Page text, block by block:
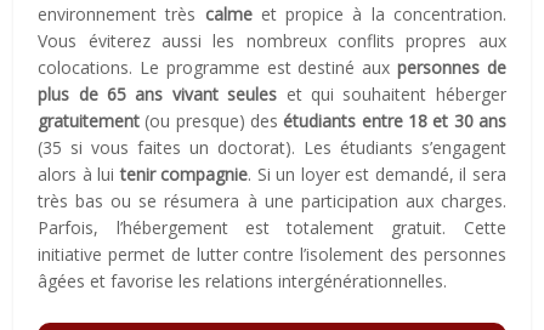
environnement très calmeet propice à la concentration.
Vous éviterez aussi les nombreux conflits propres aux
colocations. Le programme est destiné aux personnes de
plus de 65 ans vivant seules et qui souhaitent héberger
gratuitement (ou presque) des étudiants entre 18 et 30 ans
(35 si vous faites un doctorat). Les étudiants s’engagent
alors à luitenir compagnie. Si un loyer est demandé, il sera
très bas ou se résumera à une participation aux charges.
Parfois, l’hébergement est totalement gratuit. Cette
initiative permet de lutter contre l’isolement des personnes
âgées et favorise les relations intergénérationnelles.